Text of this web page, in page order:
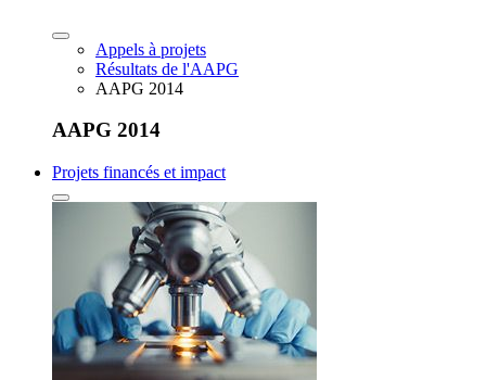
Appels à projets
Résultats de l'AAPG
AAPG 2014
AAPG 2014
Projets financés et impact